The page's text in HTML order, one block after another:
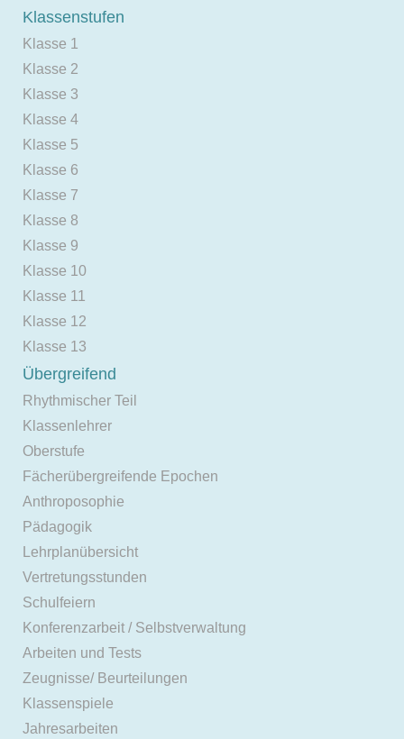
Klassenstufen
Klasse 1
Klasse 2
Klasse 3
Klasse 4
Klasse 5
Klasse 6
Klasse 7
Klasse 8
Klasse 9
Klasse 10
Klasse 11
Klasse 12
Klasse 13
Übergreifend
Rhythmischer Teil
Klassenlehrer
Oberstufe
Fächerübergreifende Epochen
Anthroposophie
Pädagogik
Lehrplanübersicht
Vertretungsstunden
Schulfeiern
Konferenzarbeit / Selbstverwaltung
Arbeiten und Tests
Zeugnisse/ Beurteilungen
Klassenspiele
Jahresarbeiten